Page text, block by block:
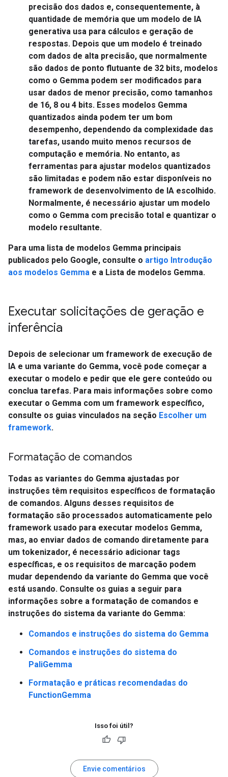
precisão dos dados e, consequentemente, à
quantidade de memória que um modelo de IA
generativa usa para cálculos e geração de
respostas. Depois que um modelo é treinado
com dados de alta precisão, que normalmente
são dados de ponto flutuante de 32 bits, modelos
como o Gemma podem ser modificados para
usar dados de menor precisão, como tamanhos
de 16, 8 ou 4 bits. Esses modelos Gemma
quantizados ainda podem ter um bom
desempenho, dependendo da complexidade das
tarefas, usando muito menos recursos de
computação e memória. No entanto, as
ferramentas para ajustar modelos quantizados
são limitadas e podem não estar disponíveis no
framework de desenvolvimento de IA escolhido.
Normalmente, é necessário ajustar um modelo
como o Gemma com precisão total e quantizar o
modelo resultante.
Para uma lista de modelos Gemma principais
publicados pelo Google, consulte o artigo Introdução
aos modelos Gemma e a Lista de modelos Gemma.
Executar solicitações de geração e
inferência
Depois de selecionar um framework de execução de
IA e uma variante do Gemma, você pode começar a
executar o modelo e pedir que ele gere conteúdo ou
conclua tarefas. Para mais informações sobre como
executar o Gemma com um framework específico,
consulte os guias vinculados na seção Escolher um
framework.
Formatação de comandos
Todas as variantes do Gemma ajustadas por
instruções têm requisitos específicos de formatação
de comandos. Alguns desses requisitos de
formatação são processados automaticamente pelo
framework usado para executar modelos Gemma,
mas, ao enviar dados de comando diretamente para
um tokenizador, é necessário adicionar tags
específicas, e os requisitos de marcação podem
mudar dependendo da variante do Gemma que você
está usando. Consulte os guias a seguir para
informações sobre a formatação de comandos e
instruções do sistema da variante do Gemma:
Comandos e instruções do sistema do Gemma
Comandos e instruções do sistema do
PaliGemma
Formatação e práticas recomendadas do
FunctionGemma
Isso foi útil?
Envie comentários